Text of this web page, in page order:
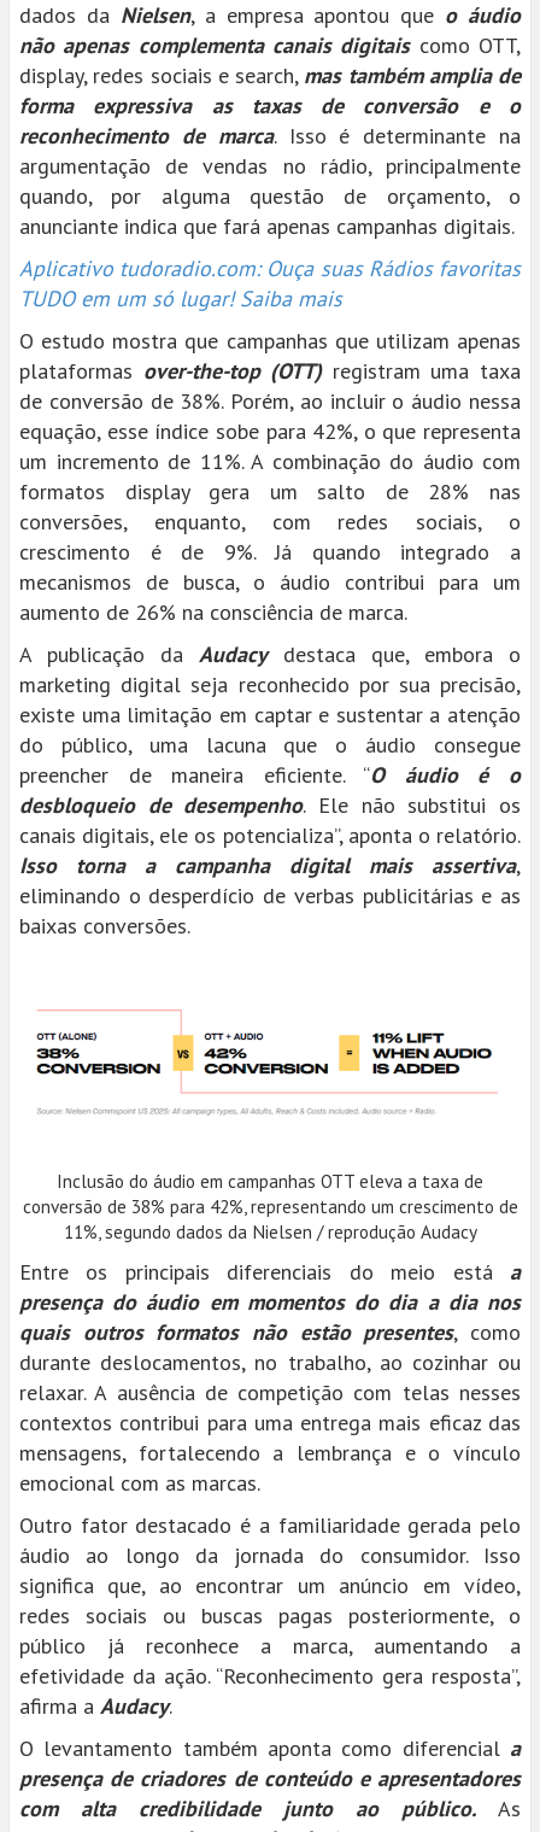
dados da Nielsen, a empresa apontou que o áudio
não apenas complementa canais digitais como OTT,
display, redes sociais e search, mas também amplia de
forma expressiva as taxas de conversão e o
reconhecimento de marca. Isso é determinante na
argumentação de vendas no rádio, principalmente
quando, por alguma questão de orçamento, o
anunciante indica que fará apenas campanhas digitais.
Aplicativo tudoradio.com: Ouça suas Rádios favoritas
TUDO em um só lugar! Saiba mais
O estudo mostra que campanhas que utilizam apenas
plataformas over-the-top (OTT)registram uma taxa
de conversão de 38%. Porém, ao incluir o áudio nessa
equação, esse índice sobe para 42%, o que representa
um incremento de 11%. A combinação do áudio com
formatos display gera um salto de 28% nas
conversões, enquanto, com redes sociais, o
crescimento é de 9%. Já quando integrado a
mecanismos de busca, o áudio contribui para um
aumento de 26% na consciência de marca.
A publicação da Audacydestaca que, embora o
marketing digital seja reconhecido por sua precisão,
existe uma limitação em captar e sustentar a atenção
do público, uma lacuna que o áudio consegue
preencher de maneira eficiente. “O áudio é o
desbloqueio de desempenho. Ele não substitui os
canais digitais, ele os potencializa”, aponta o relatório.
Isso torna a campanha digital mais assertiva,
eliminando o desperdício de verbas publicitárias e as
baixas conversões.
Inclusão do áudio em campanhas OTT eleva a taxa de
conversão de 38% para 42%, representando um crescimento de
11%, segundo dados da Nielsen / reprodução Audacy
Entre os principais diferenciais do meio está a
presença do áudio em momentos do dia a dia nos
quais outros formatos não estão presentes, como
durante deslocamentos, no trabalho, ao cozinhar ou
relaxar. A ausência de competição com telas nesses
contextos contribui para uma entrega mais eficaz das
mensagens, fortalecendo a lembrança e o vínculo
emocional com as marcas.
Outro fator destacado é a familiaridade gerada pelo
áudio ao longo da jornada do consumidor. Isso
significa que, ao encontrar um anúncio em vídeo,
redes sociais ou buscas pagas posteriormente, o
público já reconhece a marca, aumentando a
efetividade da ação. “Reconhecimento gera resposta”,
afirma a Audacy.
O levantamento também aponta como diferencial a
presença de criadores de conteúdo e apresentadores
com alta credibilidade junto ao público. As